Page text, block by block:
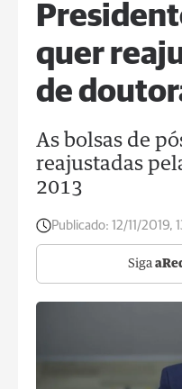
quer
de
As bolsas de
reajustadas
2013
Publicado: 12/11/2019,
Siga